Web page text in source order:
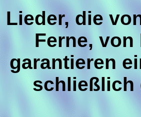
Lieder, die
Ferne,
garantieren
schließlich